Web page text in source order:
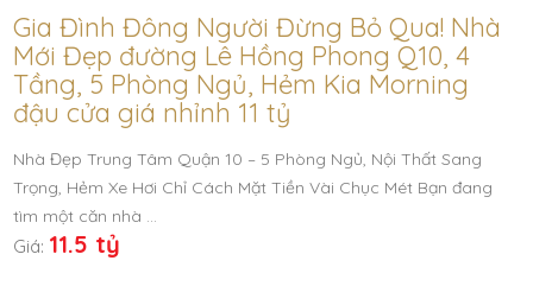
Gia Đình Đông Người Đừng Bỏ Qua! Nhà
Mới Đẹp đường Lê Hồng Phong Q10, 4
Tầng, 5 Phòng Ngủ, Hẻm Kia Morning
đậu cửa giá nhỉnh 11 tỷ
Nhà Đẹp Trung Tâm Quận 10 – 5 Phòng Ngủ, Nội Thất Sang
Trọng, Hẻm Xe Hơi Chỉ Cách Mặt Tiền Vài Chục Mét Bạn đang
tìm một căn nhà …
Giá: 11.5 tỷ